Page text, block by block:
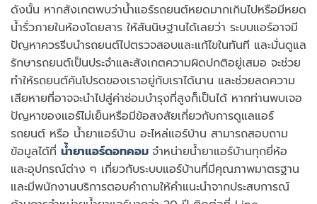
ดังนั้น หากสังเกตพบว่าน้ำแอร์รถยนต์หยดมากเกินไปหรือมีหยด
น้ำรั่วภายในห้องโดยสาร ให้สันนิษฐานได้เลยว่า ระบบแอร์อาจมี
ปัญหาควรรีบนำรถยนต์ไปตรวจสอบและแก้ไขในทันที และมั่นดูแล
รักษารถยนต์เป็นประจำและสังเกตความผิดปกติอยู่เสมอ จะช่วย
ทำให้รถยนต์คันโปรดของเราอยู่กับเราได้นาน และช่วยลดความ
เสียหายที่อาจจะนำไปสู่ค่าซ่อมบำรุงที่สูงก็เป็นได้ หากท่านพบเจอ
ปัญหาของแอร์ไม่เย็นหรือมีข้อสงสัยเกี่ยวกับการดูแลแอร์
รถยนต์ หรือ น้ำยาแอร์บ้าน อะไหล่แอร์บ้าน สามารถสอบถาม
ข้อมูลได้ที่ น้ำยาแอร์ดอทคอม จำหน่ายน้ำยาแอร์บ้านทุกยี่ห้อ
และอุปกรณ์ต่าง ๆ เกี่ยวกับระบบแอร์บ้านที่มีคุณภาพมาตรฐาน
และมีพนักงานบริการตอบคำถามให้คำแนะนำจากประสบการณ์